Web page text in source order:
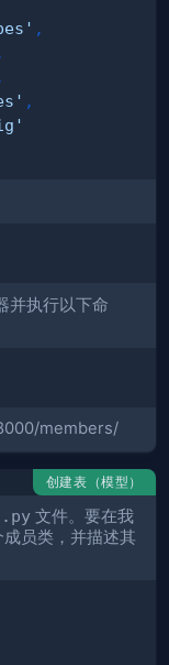
,
,
并执行以下命
members/
创建表（模型）
文件。要在我
员类，并描述其